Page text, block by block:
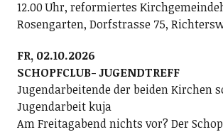
12.00 Uhr, reformiertes
Rosengarten, Dorfstrasse 75,
FR, 02.10.2026
SCHOPFCLUB- JUGENDTREFF
Jugendarbeitende der beiden Kirchen
Jugendarbeit kuja
Am Freitagabend nichts vor? Der